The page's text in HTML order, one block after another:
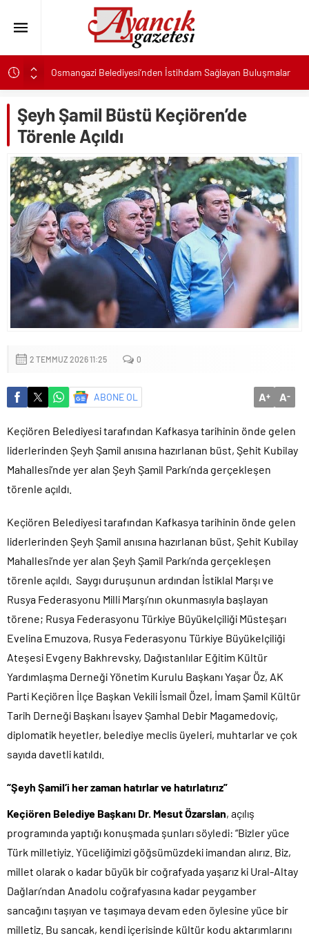
Osmangazi Belediyesi’nden İstihdam Sağlayan Buluşmalar
Başkan Eşki’den Çamdibi çıkarması: “Halkımızın içinde,
Konak’ta imzalar fırsat eşitliği için atıldı
Başkan Hatice Gençay: “Didim’in Minik Ev Sahiplerine Sahip
Çıkmaya Devam Edeceğiz”
K. Menderes’te AKTAŞ Bereketi
Başkan Hatice Gençay: “Didim’in Her Noktasında Gece
Gündüz Sahadayız”
Başkan Çerçioğlu’ndan 7 Eylül Temalı Ödüllü Resim, Şiir ve
Kompozisyon Yarışması
Başkan Hatice Gençay: “Kadınlarımızın Üretim Gücünü
Destekliyoruz”
Torbalı’nın kuru domates emekçileri yalnız bırakılmadı
Küçük işletmeler büyük siber risklerle karşı karşıya
Şeyh Şamil Büstü Keçiören’de
Törenle Açıldı
2 TEMMUZ 2026 11:25 0
ABONE OL A+ A-
Keçiören Belediyesi tarafından Kafkasya tarihinin önde gelen
liderlerinden Şeyh Şamil anısına hazırlanan büst, Şehit Kubilay
Mahallesi’nde yer alan Şeyh Şamil Parkı’nda gerçekleşen
törenle açıldı.
Keçiören Belediyesi tarafından Kafkasya tarihinin önde gelen
liderlerinden Şeyh Şamil anısına hazırlanan büst, Şehit Kubilay
Mahallesi’nde yer alan Şeyh Şamil Parkı’nda gerçekleşen
törenle açıldı. Saygı duruşunun ardından İstiklal Marşı ve
Rusya Federasyonu Milli Marşı’nın okunmasıyla başlayan
törene; Rusya Federasyonu Türkiye Büyükelçiliği Müsteşarı
Evelina Emuzova, Rusya Federasyonu Türkiye Büyükelçiliği
Ateşesi Evgeny Bakhrevsky, Dağıstanlılar Eğitim Kültür
Yardımlaşma Derneği Yönetim Kurulu Başkanı Yaşar Öz, AK
Parti Keçiören İlçe Başkan Vekili İsmail Özel, İmam Şamil Kültür
Tarih Derneği Başkanı İsayev Şamhal Debir Magamedoviç,
diplomatik heyetler, belediye meclis üyeleri, muhtarlar ve çok
sayıda davetli katıldı.
“Şeyh Şamil’i her zaman hatırlar ve hatırlatırız”
Keçiören Belediye Başkanı Dr. Mesut Özarslan, açılış
programında yaptığı konuşmada şunları söyledi: “Bizler yüce
Türk milletiyiz. Yüceliğimizi göğsümüzdeki imandan alırız. Biz,
millet olarak o kadar büyük bir coğrafyada yaşarız ki Ural-Altay
Dağları’ndan Anadolu coğrafyasına kadar peygamber
sancağını taşıyan ve taşımaya devam eden öylesine yüce bir
milletiz. Bu sancak, kendi içerisinde kültür kodu aktarımlarını